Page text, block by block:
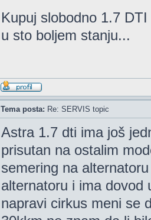
Kupuj slobodno 1.7
u sto boljem stanju...
Tema posta: Re: SERVIS topic
Astra 1.7 dti ima još
prisutan na ostalim
semering na
alternatoru i ima dovod
napravi cirkus meni se